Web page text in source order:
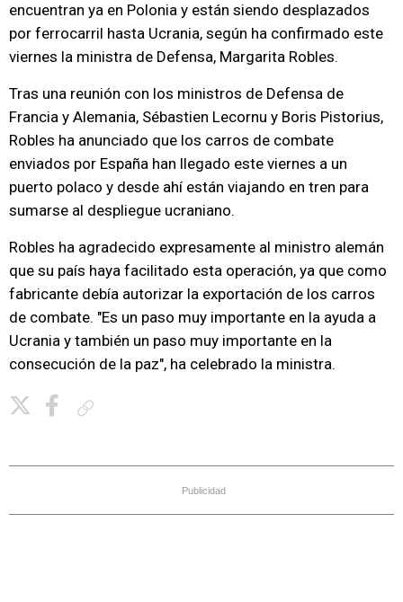
encuentran ya en Polonia y están siendo desplazados
por ferrocarril hasta Ucrania, según ha confirmado este
viernes la ministra de Defensa, Margarita Robles.
Tras una reunión con los ministros de Defensa de
Francia y Alemania, Sébastien Lecornu y Boris Pistorius,
Robles ha anunciado que los carros de combate
enviados por España han llegado este viernes a un
puerto polaco y desde ahí están viajando en tren para
sumarse al despliegue ucraniano.
Robles ha agradecido expresamente al ministro alemán
que su país haya facilitado esta operación, ya que como
fabricante debía autorizar la exportación de los carros
de combate. "Es un paso muy importante en la ayuda a
Ucrania y también un paso muy importante en la
consecución de la paz", ha celebrado la ministra.
Publicidad